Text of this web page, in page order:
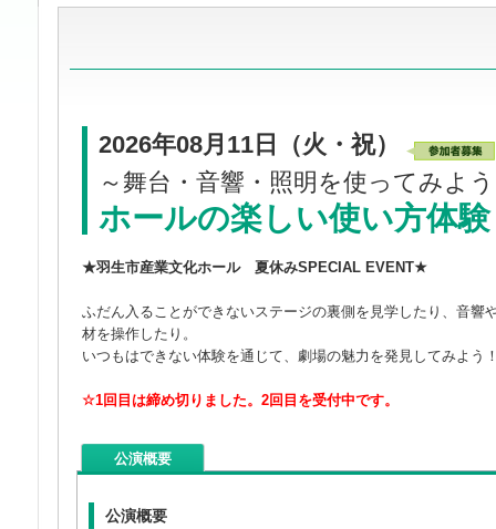
2026年08月11日（火・祝）
～舞台・音響・照明を使ってみよ
ホールの楽しい使い方体
★羽生市産業文化ホール 夏休みSPECIAL EVENT★
ふだん入ることができないステージの裏側を見学したり、音響
材を操作したり。
いつもはできない体験を通じて、劇場の魅力を発見してみよう
☆1回目は締め切りました。2回目を受付中です。
公演概要
公演概要